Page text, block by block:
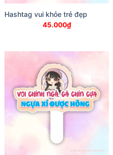
Hashtag vui khỏe trẻ đẹp
45.000₫